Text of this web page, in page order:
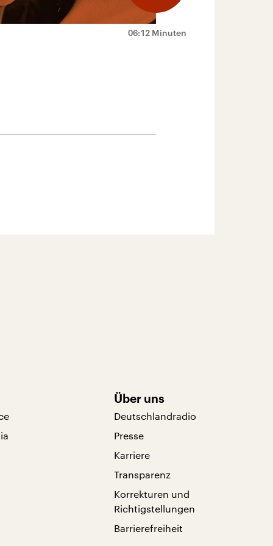
06:12 Minuten
Über uns
Deutschlandradio
Presse
Karriere
Transparenz
Korrekturen und
Richtigstellungen
Barrierefreiheit